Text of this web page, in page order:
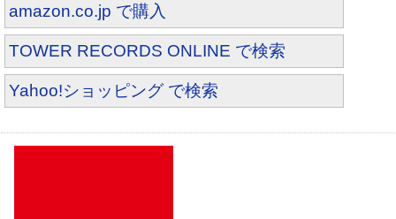
amazon.co.jp で購入
TOWER RECORDS ONLINE で検索
Yahoo!ショッピング で検索